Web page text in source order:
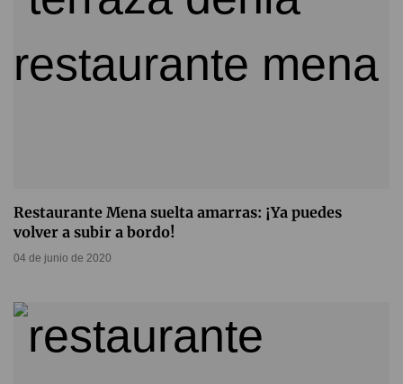
Restaurante Mena suelta amarras: ¡Ya puedes
volver a subir a bordo!
04 de junio de 2020